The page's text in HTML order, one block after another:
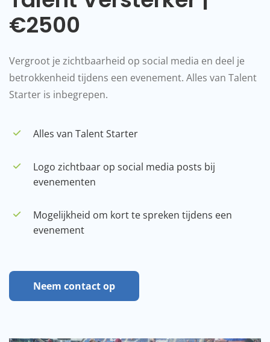
€2500
Vergroot je zichtbaarheid op social media en deel je
betrokkenheid tijdens een evenement. Alles van Talent
Starter is inbegrepen.
Alles van Talent Starter
Logo zichtbaar op social media posts bij
evenementen
Mogelijkheid om kort te spreken tijdens een
evenement
Neem contact op